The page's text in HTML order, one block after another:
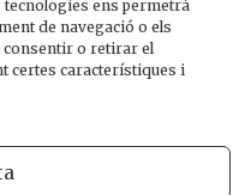
ens permetrà
de navegació o els
consentir o retirar el
certes característiques i
271
375